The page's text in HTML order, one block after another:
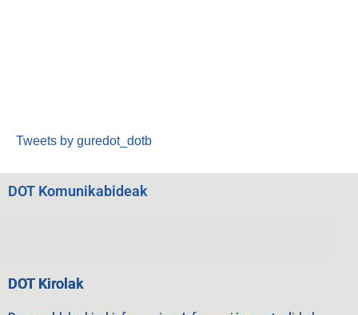
Tweets by guredot_dotb
DOT Komunikabideak
DOT Kirolak